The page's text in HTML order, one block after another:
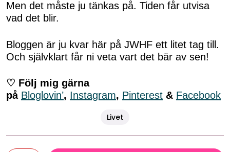
Men det måste ju tänkas på. Tiden får utvisa
vad det blir.
Bloggen är ju kvar här på JWHF ett litet tag till.
Och självklart får ni veta vart det bär av sen!
♡ Följ mig gärna
på Bloglovin’, Instagram, Pinterest & Facebook
Livet